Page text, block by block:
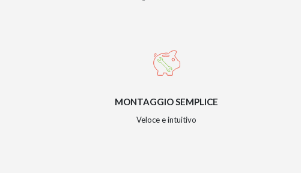
MONTAGGIO SEMPLICE
Veloce e intuitivo